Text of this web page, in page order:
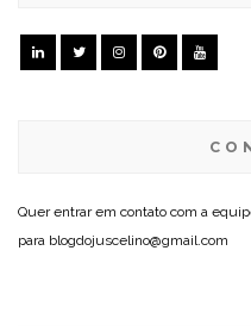
Quer entrar em contato com a
para blogdojuscelino@gmail.com